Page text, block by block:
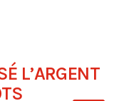
L’ARGENT